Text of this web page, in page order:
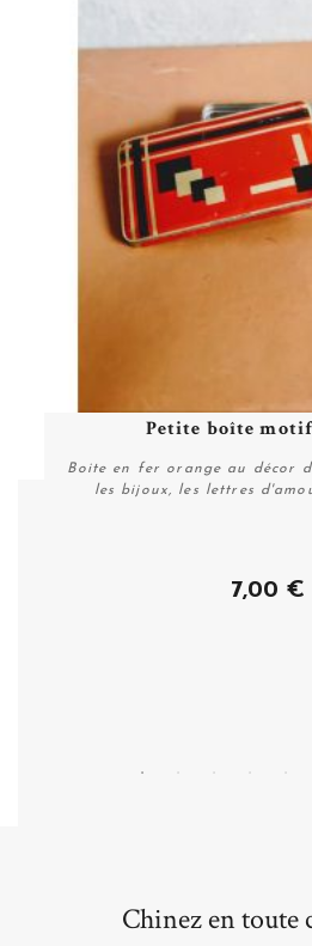
Petite boîte
Boite en fer orange au décor
les bijoux, les lettres
7,00 €
Chinez en toute